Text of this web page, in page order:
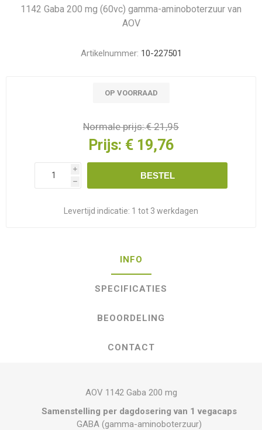
1142 Gaba 200 mg (60vc) gamma-aminoboterzuur van
AOV
Artikelnummer: 10-227501
OP VOORRAAD
Normale prijs:€ 21,95
Prijs: € 19,76
i
h
BESTEL
Levertijd indicatie: 1 tot 3 werkdagen
INFO
SPECIFICATIES
BEOORDELING
CONTACT
AOV 1142 Gaba 200 mg
Samenstelling per dagdosering van 1 vegacaps
GABA (gamma-aminoboterzuur)